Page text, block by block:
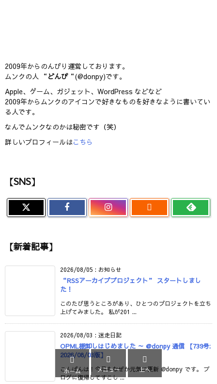
2009年からのんびり運営しております。
ムンクの人 “ どんぴ“(@donpy)です。
Apple、ゲーム、ガジェット、WordPress などなど
2009年からムンクのアイコンで好きなものを好きなように書いてい
る人です。
なんでムンクなのかは秘密です（笑）
詳しいプロフィールはこちら
【SNS】

【新着記事】
2026/08/05 : お知らせ
“RSSアーカイブプロジェクト” スタートしまし
た！
このたび思うところがあり、ひとつのプロジェクトを立ち
上げてみました。 私が201 ...
2026/08/03 : 迷走日記
OPML棚卸しはじめました ～ @donpy 通信 【739号:
2026/08/03版】
こんばんは！今日もなぜか元気に更新 @donpy です。 ブ
ログに復帰してすこし ...

ホーム

メニュー

上へ